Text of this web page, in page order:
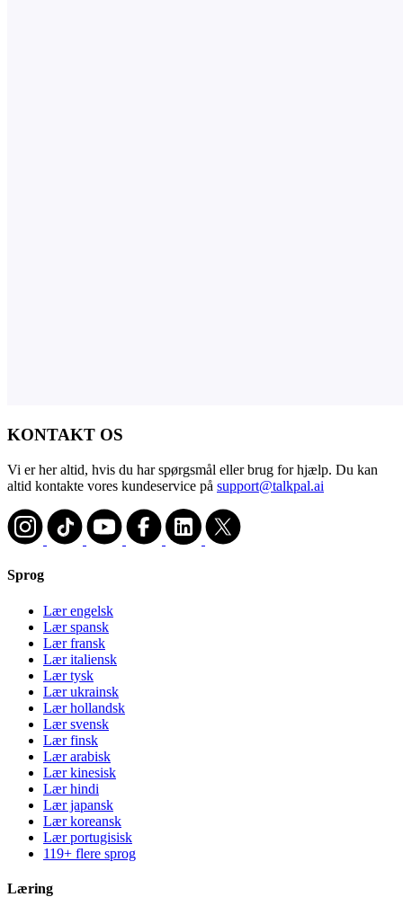
KONTAKT OS
Vi er her altid, hvis du har spørgsmål eller brug for hjælp. Du kan
altid kontakte vores kundeservice på support@talkpal.ai
Sprog
Lær engelsk
Lær spansk
Lær fransk
Lær italiensk
Lær tysk
Lær ukrainsk
Lær hollandsk
Lær svensk
Lær finsk
Lær arabisk
Lær kinesisk
Lær hindi
Lær japansk
Lær koreansk
Lær portugisisk
119+ flere sprog
Læring